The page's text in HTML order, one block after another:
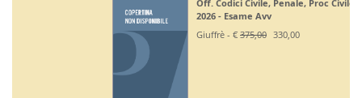
Giuffrè - €375,00